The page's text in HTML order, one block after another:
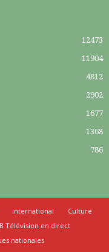
12473
11904
4812
2902
1677
1368
786
International
Culture
Télévision en direct
nationales